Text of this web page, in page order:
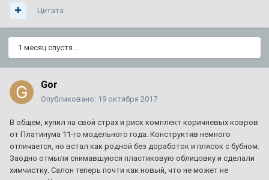
Автор:CADILLAC,10 августа 2025вSRX
ответа 3 018
Планирую продажу уникального BLS
Автор: DeathRow
3 ответа 1 160 просмотров
ТО XT5 1 2 3 4 7
Amidd 1 августа 2017
154 ответа просмотра
Цитата
1 месяц спустя...
Gor
Опубликовано: 19 октября 2017
В общем, купил на свой страх и риск комплект коричневых ковров
от Платинума 11-го модельного года. Конструктив немного
отличается, но встал как родной без доработок и плясок с бубном.
Заодно отмыли снимавшуюся пластиковую облицовку и сделали
химчистку. Салон теперь почти как новый, что не может не